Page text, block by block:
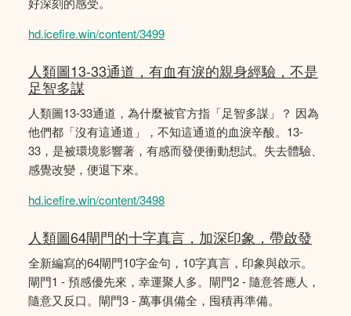
hd.icefire.win/content/3499
人類圖13-33通道，有血有淚的親身經驗，不是
足智多謀
人類圖13-33通道，為什麼被官方指「足智多謀」？ 因為
他們都「沒有這通道」，不知這通道的血淚辛酸。13-
33，是被環境影響著，有感而發便衝動想試。失去體驗、
感覺改變，便退下來。
hd.icefire.win/content/3498
人類圖64閘門的十字真言，加深印象，帶啟發
全新編寫的64閘門10字金句，10字真言，印象與啟示。
閘門1 - 預感優先來，幸運聚人多。閘門2 - 隨意答應人，
隨意又反口。閘門3 - 萬事俱備全，囤積再準備。